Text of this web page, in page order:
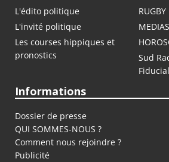
L'édito politique
RUGBY
L'invité politique
MEDIAS
Les courses hippiques et
pronostics
Sud
Fiducial
Informations
Dossier de presse
QUI SOMMES-NOUS ?
Comment nous rejoindre ?
Publicité